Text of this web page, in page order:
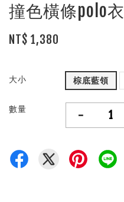
撞色橫條polo衣
NT$ 1,380
大小 棕底藍領
數量 -